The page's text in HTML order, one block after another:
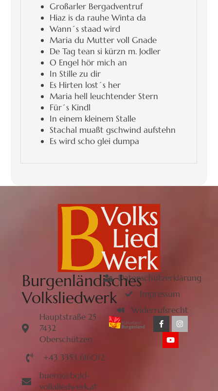
Großarler Bergadventruf
Hiaz is da rauhe Winta da
Wann´s staad wird
Maria du Mutter voll Gnade
De Tag tean si kürzn m. Jodler
O Engel hör mich an
In Stille zu dir
Es Hirten lost´s her
Maria hell leuchtender Stern
Für´s Kindl
In einem kleinem Stalle
Stachal muaßt gschwind aufstehn
Es wird scho glei dumpa
Burgenländisches
Volksliedwerk
Hauptstraße 25
7432
Oberschützen
+43 3353 616012
buero@bgld-
volksliedwerk.at
Datenschutzerklärung
Impressum
Widerrufsrecht